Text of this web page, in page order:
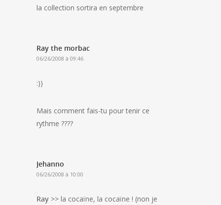
la collection sortira en septembre
Ray the morbac
06/26/2008 à 09:46
:))
Mais comment fais-tu pour tenir ce
rythme ????
Jehanno
06/26/2008 à 10:00
Ray >> la cocaïne, la cocaïne ! (non je